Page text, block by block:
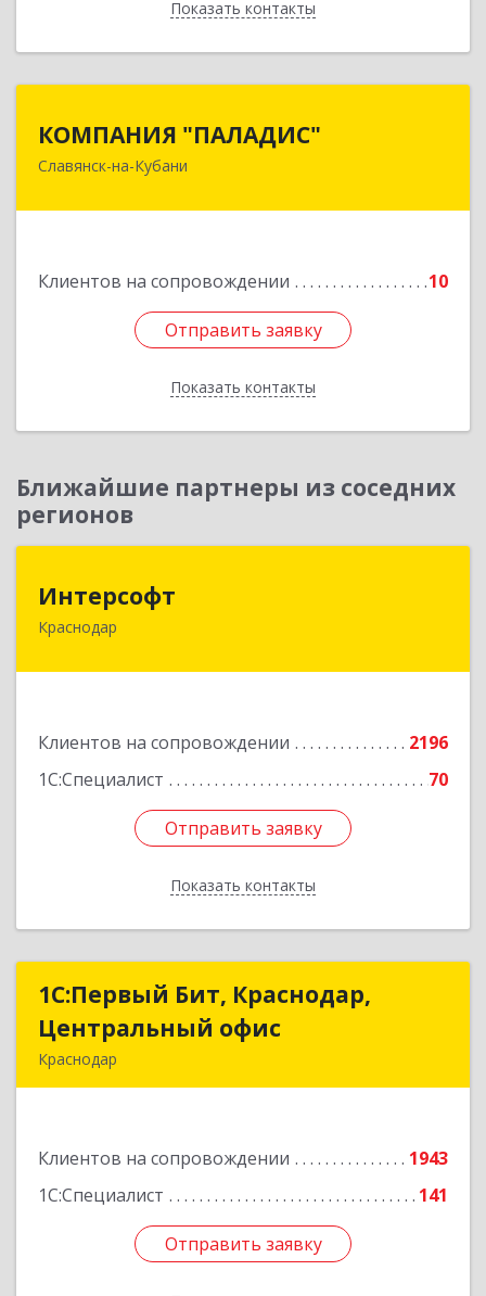
Показать контакты
Назад
КОМПАНИЯ "ПАЛАДИС"
Славянск-на-Кубани
Клиентов на сопровождении 10
Отправить заявку
Показать контакты
353560, Краснодарский край, Славянский р-н,
Подробнее
Отправить заявку
Назад
Ближайшие партнеры из соседних
регионов
Интерсофт
Краснодар
Клиентов на сопровождении
2196
1С:Специалист
70
Отправить заявку
Показать контакты
350020, Краснодарский край, Краснодар г,
Отправить заявку
Назад
1С:Первый Бит, Краснодар,
Центральный офис
Краснодар
Клиентов на сопровождении
1943
1С:Специалист
141
Отправить заявку
1С:Первый Бит, Краснодар,
Центральный офис
Подробнее
Отправить заявку